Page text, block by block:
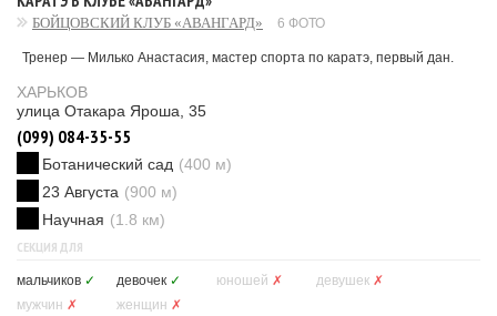
БОЙЦОВСКИЙ КЛУБ «АВАНГАРД» 6 ФОТО
Тренер — Милько Анастасия, мастер спорта по каратэ, первый дан.
ХАРЬКОВ
улица Отакара Яроша, 35
(099) 084-35-55
Ботанический сад (400 м)
23 Августа (900 м)
Научная (1.8 км)
СЕКЦИЯ ДЛЯ
мальчиков ✓ девочек ✓ юношей ✗ девушек ✗
мужчин ✗ женщин ✗